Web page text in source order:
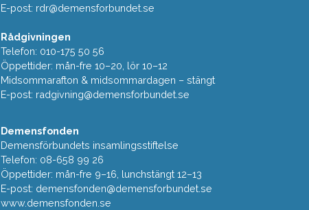
E-post: rdr@demensforbundet.se
Rådgivningen
Telefon: 010-175 50 56
Öppettider: mån-fre 10–20, lör 10–12
Midsommarafton & midsommardagen – stängt
E-post: radgivning@demensforbundet.se
Demensfonden
Demensförbundets insamlingsstiftelse
Telefon: 08-658 99 26
Öppettider: mån-fre 9–16, lunchstängt 12–13
E-post: demensfonden@demensforbundet.se
www.demensfonden.se